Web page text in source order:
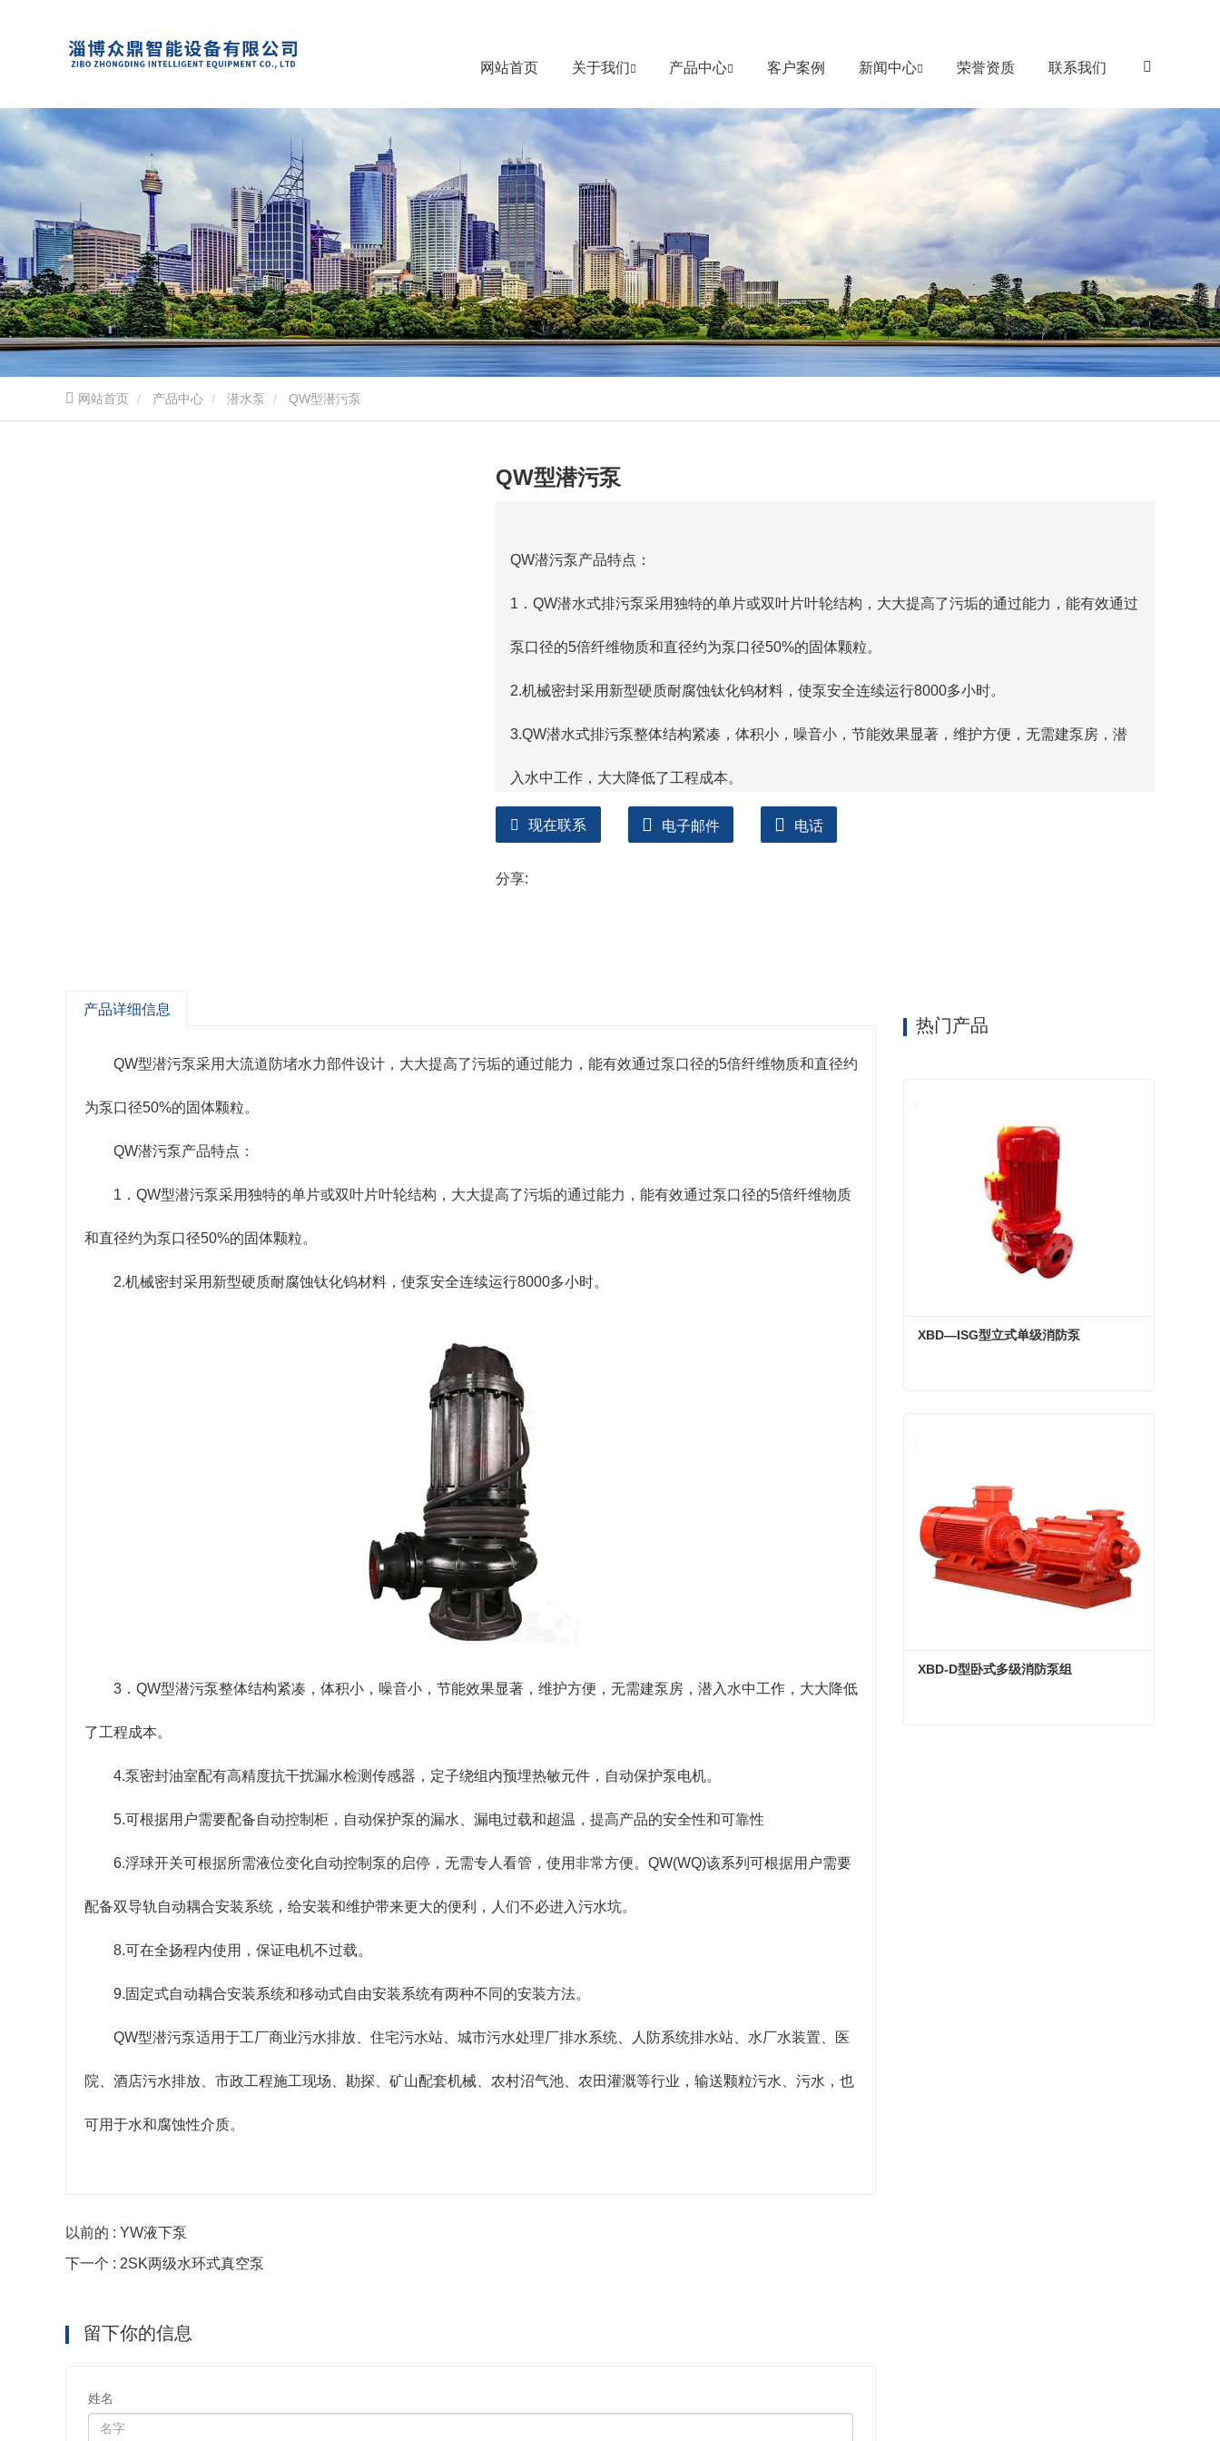
网站首页 关于我们 产品中心 客户案例 新闻中心 荣誉资质 联系我们
网站首页 产品中心 潜水泵 QW型潜污泵
QW型潜污泵
QW潜污泵产品特点：
1．QW潜水式排污泵采用独特的单片或双叶片叶轮结构，大大提高了污垢的通过能力，能有效通过
泵口径的5倍纤维物质和直径约为泵口径50%的固体颗粒。
2.机械密封采用新型硬质耐腐蚀钛化钨材料，使泵安全连续运行8000多小时。
3.QW潜水式排污泵整体结构紧凑，体积小，噪音小，节能效果显著，维护方便，无需建泵房，潜
入水中工作，大大降低了工程成本。
4.泵密封油室配有高精度抗干扰漏水检测传感器，定子绕组内预埋热敏元件，自动保护泵电机。
现在联系 电子邮件 电话
分享:
产品详细信息
QW型潜污泵采用大流道防堵水力部件设计，大大提高了污垢的通过能力，能有效通过泵口径的5倍纤维物质和直径约
为泵口径50%的固体颗粒。
QW潜污泵产品特点：
1．QW型潜污泵采用独特的单片或双叶片叶轮结构，大大提高了污垢的通过能力，能有效通过泵口径的5倍纤维物质
和直径约为泵口径50%的固体颗粒。
2.机械密封采用新型硬质耐腐蚀钛化钨材料，使泵安全连续运行8000多小时。
3．QW型潜污泵整体结构紧凑，体积小，噪音小，节能效果显著，维护方便，无需建泵房，潜入水中工作，大大降低
了工程成本。
4.泵密封油室配有高精度抗干扰漏水检测传感器，定子绕组内预埋热敏元件，自动保护泵电机。
5.可根据用户需要配备自动控制柜，自动保护泵的漏水、漏电过载和超温，提高产品的安全性和可靠性
6.浮球开关可根据所需液位变化自动控制泵的启停，无需专人看管，使用非常方便。QW(WQ)该系列可根据用户需要
配备双导轨自动耦合安装系统，给安装和维护带来更大的便利，人们不必进入污水坑。
8.可在全扬程内使用，保证电机不过载。
9.固定式自动耦合安装系统和移动式自由安装系统有两种不同的安装方法。
QW型潜污泵适用于工厂商业污水排放、住宅污水站、城市污水处理厂排水系统、人防系统排水站、水厂水装置、医
院、酒店污水排放、市政工程施工现场、勘探、矿山配套机械、农村沼气池、农田灌溉等行业，输送颗粒污水、污水，也
可用于水和腐蚀性介质。
以前的 : YW液下泵
下一个 : 2SK两级水环式真空泵
留下你的信息
姓名
热门产品
XBD—ISG型立式单级消防泵
XBD-D型卧式多级消防泵组